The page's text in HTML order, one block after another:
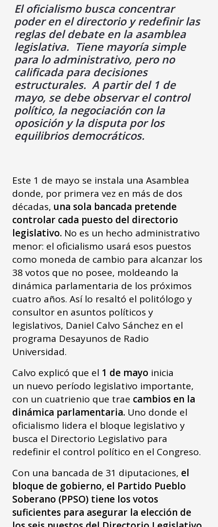
El oficialismo busca concentrar
poder en el directorio y redefinir las
reglas del debate en la asamblea
legislativa. Tiene mayoría simple
para lo administrativo, pero no
calificada para decisiones
estructurales. A partir del 1 de
mayo, se debe observar el control
político, la negociación con la
oposición y la disputa por los
equilibrios democráticos.
Este 1 de mayo se instala una Asamblea
donde, por primera vez en más de dos
décadas, una sola bancada pretende
controlar cada puesto del directorio
legislativo. No es un hecho administrativo
menor: el oficialismo usará esos puestos
como moneda de cambio para alcanzar los
38 votos que no posee, moldeando la
dinámica parlamentaria de los próximos
cuatro años. Así lo resaltó el politólogo y
consultor en asuntos políticos y
legislativos, Daniel Calvo Sánchez en el
programa Desayunos de Radio
Universidad.
Calvo explicó que el 1 de mayo inicia
un nuevo período legislativo importante,
con un cuatrienio que trae cambios en la
dinámica parlamentaria. Uno donde el
oficialismo lidera el bloque legislativo y
busca el Directorio Legislativo para
redefinir el control político en el Congreso.
Con una bancada de 31 diputaciones, el
bloque de gobierno, el Partido Pueblo
Soberano (PPSO) tiene los votos
suficientes para asegurar la elección de